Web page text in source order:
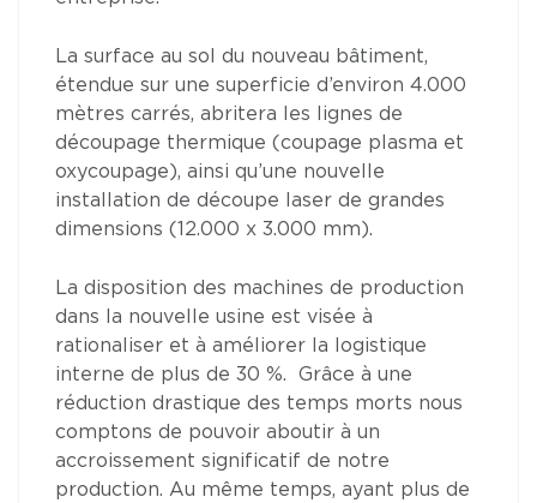
La surface au sol du nouveau bâtiment,
étendue sur une superficie d’environ 4.000
mètres carrés, abritera les lignes de
découpage thermique (coupage plasma et
oxycoupage), ainsi qu’une nouvelle
installation de découpe laser de grandes
dimensions (12.000 x 3.000 mm).
La disposition des machines de production
dans la nouvelle usine est visée à
rationaliser et à améliorer la logistique
interne de plus de 30 %. Grâce à une
réduction drastique des temps morts nous
comptons de pouvoir aboutir à un
accroissement significatif de notre
production. Au même temps, ayant plus de